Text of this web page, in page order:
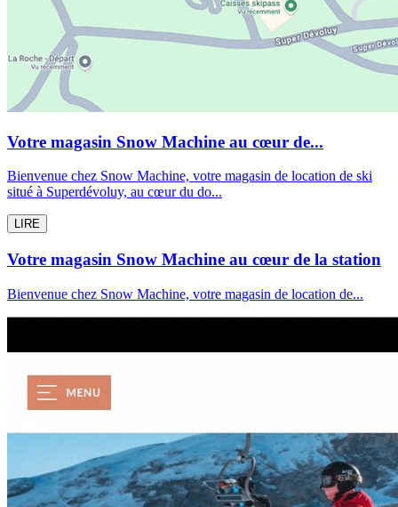
Votre magasin Snow Machine au cœur de...
Bienvenue chez Snow Machine, votre magasin de location de ski
situé à Superdévoluy, au cœur du do...
LIRE
Votre magasin Snow Machine au cœur de la station
Bienvenue chez Snow Machine, votre magasin de location de...